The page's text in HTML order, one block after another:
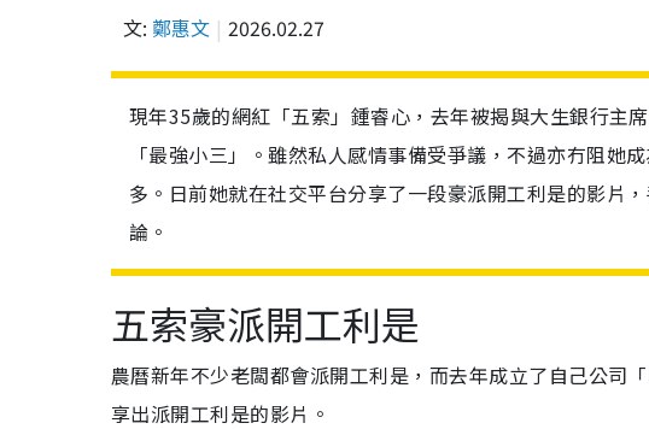
文: 鄭惠文 2026.02.27
現年35歲的網紅「五索」鍾睿心，去年被揭與大生銀行主
「最強小三」。雖然私人感情事備受爭議，不過亦冇阻她
多。日前她就在社交平台分享了一段豪派開工利是的影片
論。
五索豪派開工利是
農曆新年不少老闆都會派開工利是，而去年成立了自己公
享出派開工利是的影片。